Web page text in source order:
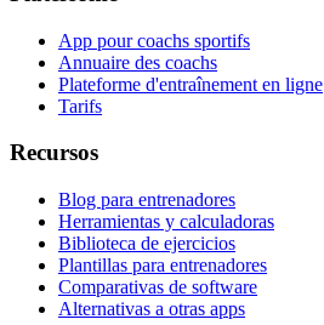
App pour coachs sportifs
Annuaire des coachs
Plateforme d'entraînement en ligne
Tarifs
Recursos
Blog para entrenadores
Herramientas y calculadoras
Biblioteca de ejercicios
Plantillas para entrenadores
Comparativas de software
Alternativas a otras apps